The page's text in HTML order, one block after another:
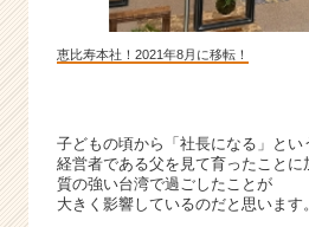
ア
ャ
（C
h
e
e
恵比寿本社！2021年8月に移転！
子どもの頃から「社長になる」とい
経営者である父を見て育ったこと
質の強い台湾で過ごしたことが
大きく影響しているのだと思います。